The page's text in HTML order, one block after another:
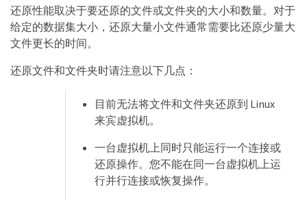
还原性能取决于要还原的文件或文件夹的大小和数量。对于
给定的数据集大小，还原大量小文件通常需要比还原少量大
文件更长的时间。
还原文件和文件夹时请注意以下几点：
目前无法将文件和文件夹还原到 Linux
来宾虚拟机。
一台虚拟机上同时只能运行一个连接或
还原操作。您不能在同一台虚拟机上运
行并行连接或恢复操作。